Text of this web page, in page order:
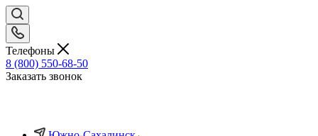
Телефоны
8 (800) 550-68-50
Заказать звонок